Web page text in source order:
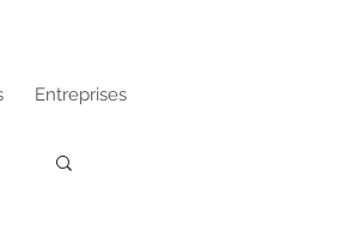
Entreprises